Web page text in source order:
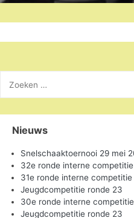
naar:
Nieuws
Snelschaaktoernooi 29 mei
32e ronde interne competitie
31e ronde interne competitie
Jeugdcompetitie ronde 23
30e ronde interne competitie
Jeugdcompetitie ronde 23